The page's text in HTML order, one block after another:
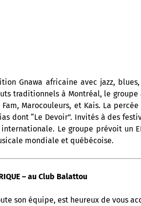
Gnawa africaine avec jazz,
traditionnels à Montréal, le
Marocouleurs, et Kais. La
dont “Le Devoir”. Invités à des
Le groupe prévoit un
mondiale et québécoise.
– au Club Balattou
son équipe, est heureux de vous